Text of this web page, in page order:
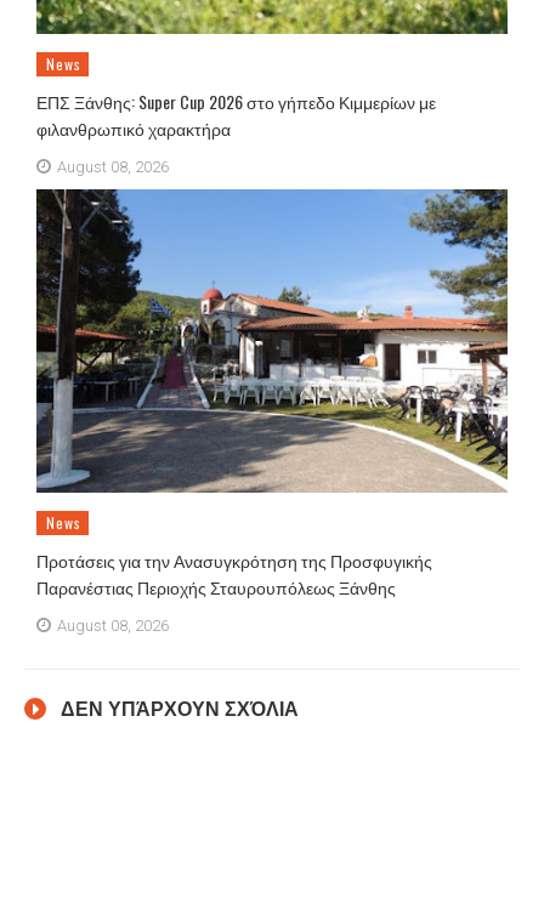
News
ΕΠΣ Ξάνθης: Super Cup 2026 στο γήπεδο Κιμμερίων με
φιλανθρωπικό χαρακτήρα
August 08, 2026
News
Προτάσεις για την Ανασυγκρότηση της Προσφυγικής
Παρανέστιας Περιοχής Σταυρουπόλεως Ξάνθης
August 08, 2026
ΔΕΝ ΥΠΆΡΧΟΥΝ ΣΧΌΛΙΑ